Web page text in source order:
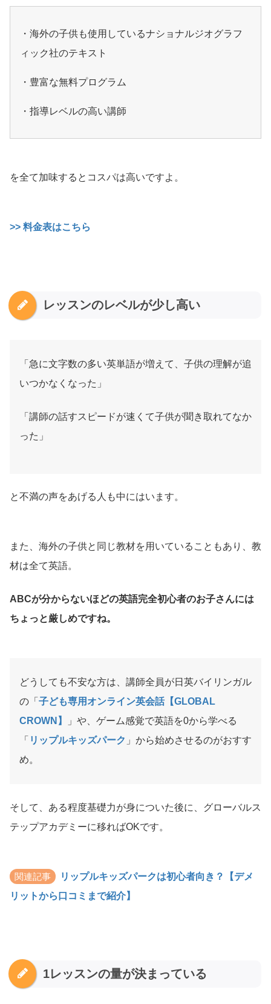
・海外の子供も使用しているナショナルジオグラフ
ィック社のテキスト
・豊富な無料プログラム
・指導レベルの高い講師
を全て加味するとコスパは高いですよ。
>> 料金表はこちら
レッスンのレベルが少し高い
「急に文字数の多い英単語が増えて、子供の理解が追
いつかなくなった」
「講師の話すスピードが速くて子供が聞き取れてなか
った」
と不満の声をあげる人も中にはいます。
また、海外の子供と同じ教材を用いていることもあり、教
材は全て英語。
ABCが分からないほどの英語完全初心者のお子さんには
ちょっと厳しめですね。
どうしても不安な方は、講師全員が日英バイリンガル
の「 子ども専用オンライン英会話【GLOBAL
CROWN】
」や、ゲーム感覚で英語を0から学べる
「 リップルキッズパーク 」から始めさせるのがおすす
め。
そして、ある程度基礎力が身についた後に、グローバルス
テップアカデミーに移ればOKです。
関連記事
リップルキッズパークは初心者向き？【デメ
リットから口コミまで紹介】
1レッスンの量が決まっている